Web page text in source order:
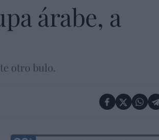
árabe, a
otro bulo.